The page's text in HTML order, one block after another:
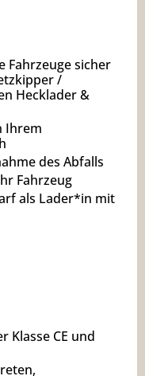
Fahrzeuge sicher
/
Hecklader &
Ihrem
des Abfalls
Fahrzeug
als Lader*in mit
Klasse CE und